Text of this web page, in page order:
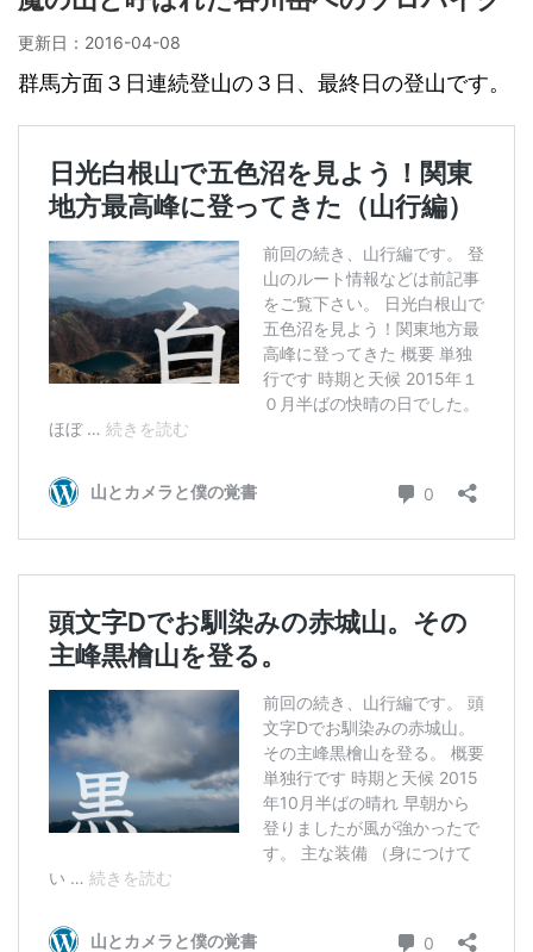
更新日： 2016-04-08
群馬方面３日連続登山の３日、最終日の登山です。